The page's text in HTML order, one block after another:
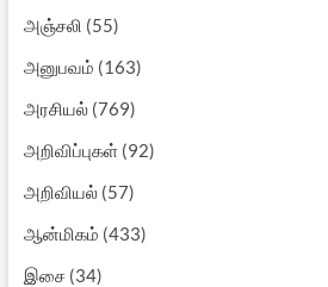
அஞ்சலி (55)
அனுபவம் (163)
அரசியல்(769)
அறிவிப்புகள்(92)
அறிவியல்(57)
ஆன்மிகம் (433)
இசை(34)